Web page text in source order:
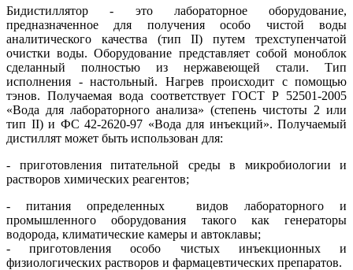
Бидистиллятор - это лабораторное оборудование,
предназначенное для получения особо чистой воды
аналитического качества (тип II) путем трехступенчатой
очистки воды. Оборудование представляет собой моноблок
сделанный полностью из нержавеющей стали. Тип
исполнения - настольный. Нагрев происходит с помощью
тэнов. Получаемая вода соответствует ГОСТ Р 52501-2005
«Вода для лабораторного анализа» (степень чистоты 2 или
тип II) и ФС 42-2620-97 «Вода для инъекций». Получаемый
дистиллят может быть использован для:
- приготовления питательной среды в микробиологии и
растворов химических реагентов;
- питания определенных видов лабораторного и
промышленного оборудования такого как генераторы
водорода, климатические камеры и автоклавы;
- приготовления особо чистых инъекционных и
физиологических растворов и фармацевтических препаратов.